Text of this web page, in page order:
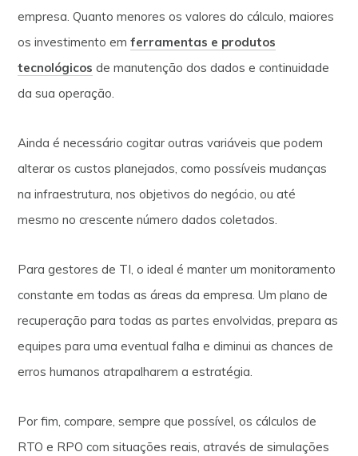
empresa. Quanto menores os valores do cálculo, maiores
os investimento emferramentas e produtos
tecnológicos de manutenção dos dados e continuidade
da sua operação.
Ainda é necessário cogitar outras variáveis que podem
alterar os custos planejados, como possíveis mudanças
na infraestrutura, nos objetivos do negócio, ou até
mesmo no crescente número dados coletados.
Para gestores de TI, o ideal é manter um monitoramento
constante em todas as áreas da empresa. Um plano de
recuperação para todas as partes envolvidas, prepara as
equipes para uma eventual falha e diminui as chances de
erros humanos atrapalharem a estratégia.
Por fim, compare, sempre que possível, os cálculos de
RTO e RPO com situações reais, através de simulações